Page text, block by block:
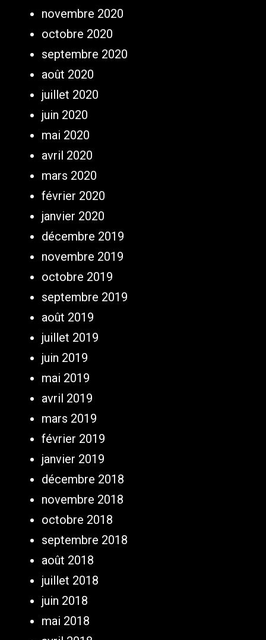
novembre 2020
octobre 2020
septembre 2020
août 2020
juillet 2020
juin 2020
mai 2020
avril 2020
mars 2020
février 2020
janvier 2020
décembre 2019
novembre 2019
octobre 2019
septembre 2019
août 2019
juillet 2019
juin 2019
mai 2019
avril 2019
mars 2019
février 2019
janvier 2019
décembre 2018
novembre 2018
octobre 2018
septembre 2018
août 2018
juillet 2018
juin 2018
mai 2018